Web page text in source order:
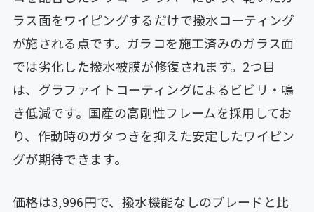
ラス面をワイピングするだけで撥水コーティング
が施される点です。ガラコを施工済みのガラス面
では劣化した撥水被膜が修復されます。2つ目
は、グラファイトコーティングによるビビリ・鳴
き低減です。国産の高剛性フレームを採用してお
り、作動時のガタつきを抑えた安定したワイピン
グが期待できます。
価格は3,996円で、撥水機能なしのブレードと比